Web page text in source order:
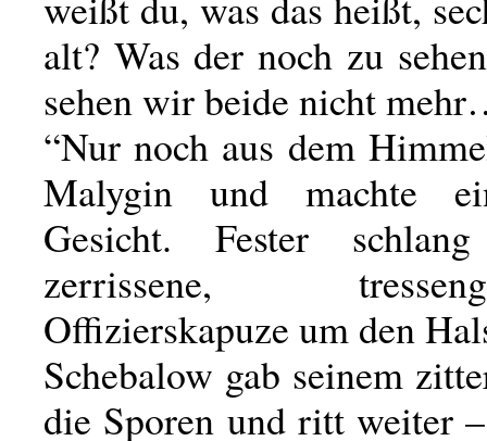
alt? Was der noch zu
sehen wir beide nicht
“Nur noch aus dem
Malygin und machte
Gesicht. Fester
zerrissene,
Offizierskapuze um den
Schebalow gab seinem
die Sporen und ritt weiter